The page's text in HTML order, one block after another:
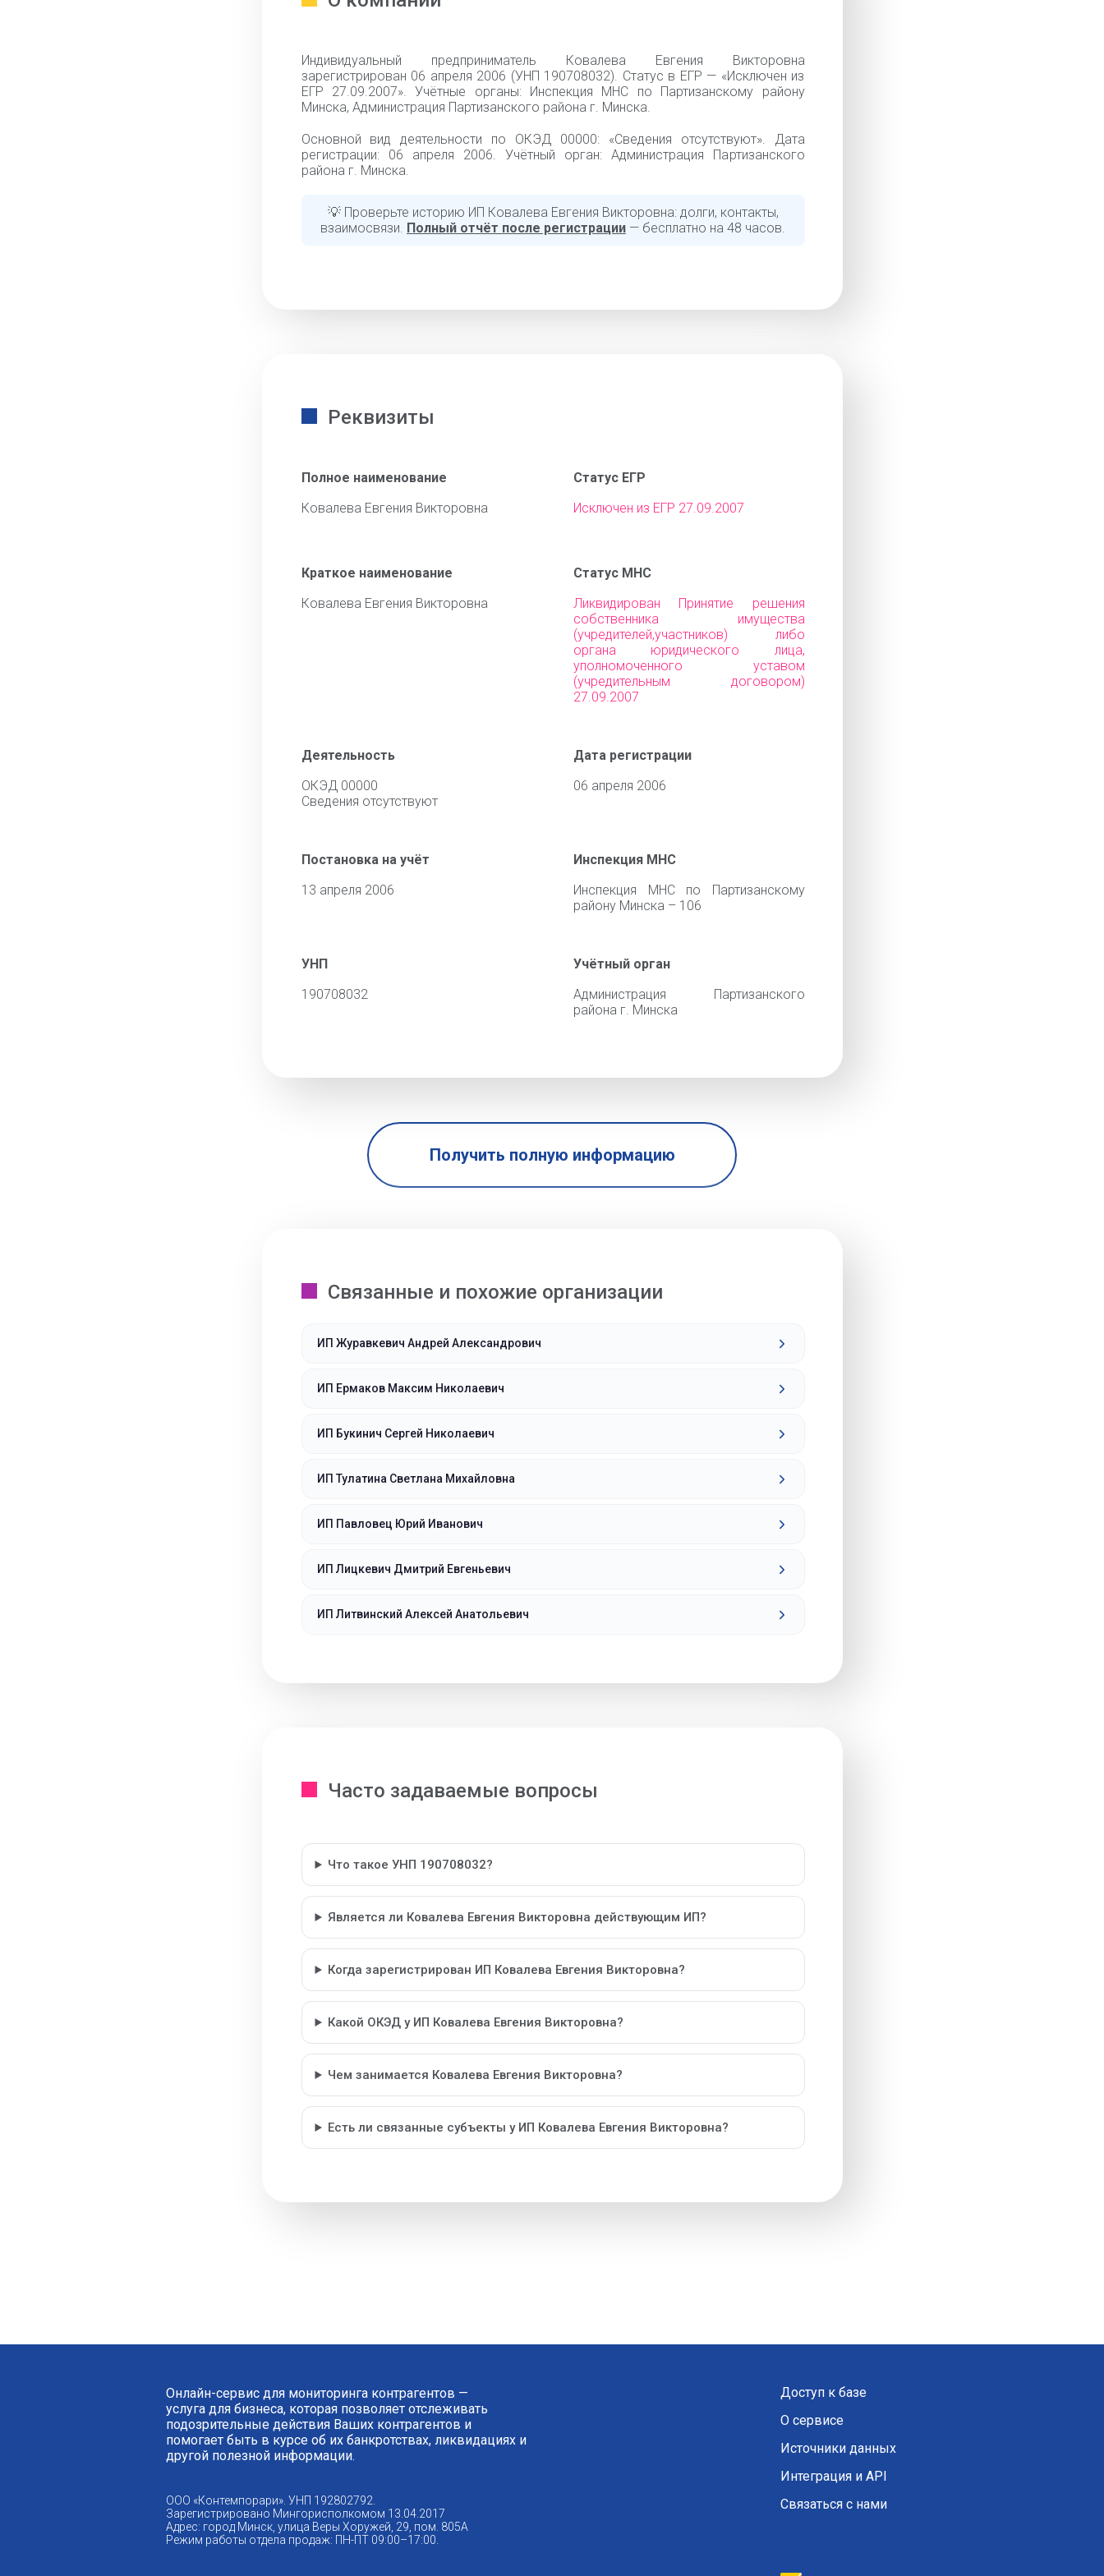
Индивидуальный предприниматель Ковалева Евгения Викторовна
зарегистрирован 06 апреля 2006 (УНП 190708032). Статус в ЕГР — «Исключен из
ЕГР 27.09.2007». Учётные органы: Инспекция МНС по Партизанскому району
Минска, Администрация Партизанского района г. Минска.
Основной вид деятельности по ОКЭД 00000: «Cведения отсутствуют». Дата
регистрации: 06 апреля 2006. Учётный орган: Администрация Партизанского
района г. Минска.
💡 Проверьте историю ИП Ковалева Евгения Викторовна: долги, контакты,
взаимосвязи. Полный отчёт после регистрации — бесплатно на 48 часов.
Реквизиты
Полное наименование
Ковалева Евгения Викторовна
Статус ЕГР
Исключен из ЕГР 27.09.2007
Краткое наименование
Ковалева Евгения Викторовна
Статус МНС
Ликвидирован Принятие решения
собственника имущества
(учредителей,участников) либо
органа юридического лица,
уполномоченного уставом
(учредительным договором)
27.09.2007
Деятельность
ОКЭД 00000
Cведения отсутствуют
Дата регистрации
06 апреля 2006
Постановка на учёт
13 апреля 2006
Инспекция МНС
Инспекция МНС по Партизанскому
району Минска – 106
УНП
190708032
Учётный орган
Администрация Партизанского
района г. Минска
Получить полную информацию
Связанные и похожие организации
ИП Журавкевич Андрей Александрович
ИП Ермаков Максим Николаевич
ИП Букинич Сергей Николаевич
ИП Тулатина Светлана Михайловна
ИП Павловец Юрий Иванович
ИП Лицкевич Дмитрий Евгеньевич
ИП Литвинский Алексей Анатольевич
Часто задаваемые вопросы
Что такое УНП 190708032?
Является ли Ковалева Евгения Викторовна действующим ИП?
Когда зарегистрирован ИП Ковалева Евгения Викторовна?
Какой ОКЭД у ИП Ковалева Евгения Викторовна?
Чем занимается Ковалева Евгения Викторовна?
Есть ли связанные субъекты у ИП Ковалева Евгения Викторовна?
Онлайн-сервис для мониторинга контрагентов —
услуга для бизнеса, которая позволяет отслеживать
подозрительные действия Ваших контрагентов и
помогает быть в курсе об их банкротствах, ликвидациях и
другой полезной информации.
ООО «Контемпорари». УНП 192802792.
Зарегистрировано Мингорисполкомом 13.04.2017
Адрес: город Минск, улица Веры Хоружей, 29, пом. 805А
Режим работы отдела продаж: ПН-ПТ 09:00–17:00.
Доступ к базе
О сервисе
Источники данных
Интеграция и API
Связаться с нами